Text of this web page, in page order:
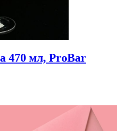
470 мл, ProBar